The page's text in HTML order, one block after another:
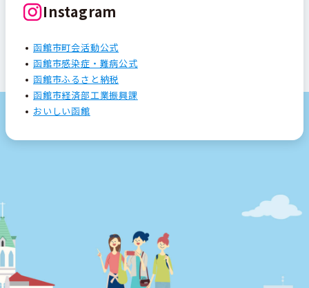
Instagram
函館市町会活動公式
函館市感染症・難病公式
函館市ふるさと納税
函館市経済部工業振興課
おいしい函館